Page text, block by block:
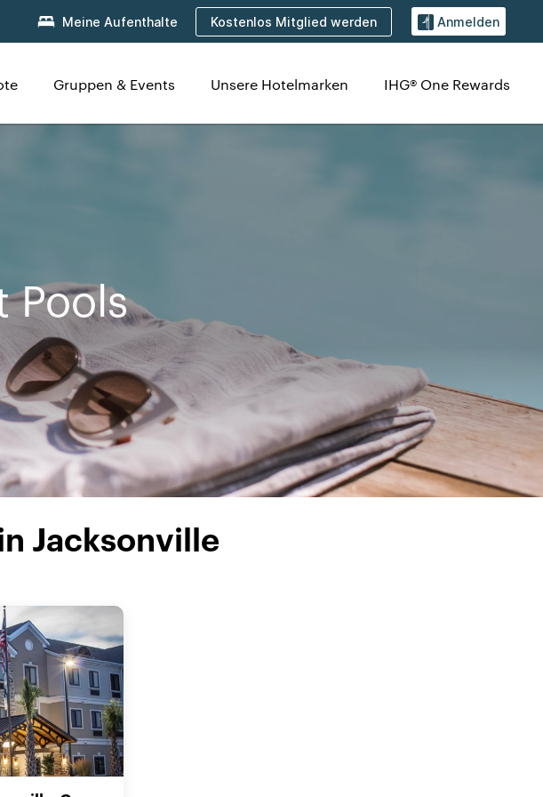
Meine Aufenthalte Kostenlos Mitglied werden Anmelden
Gruppen & Events Unsere Hotelmarken IHG® One Rewards
Pools
Jacksonville